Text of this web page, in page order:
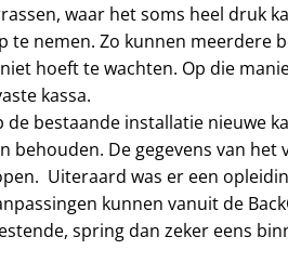
waar het soms heel druk
te nemen. Zo kunnen
hoeft te wachten. Op die
kassa.
bestaande installatie nieuwe
behouden. De gegevens van
Uiteraard was er een
kunnen vanuit de
spring dan zeker eens